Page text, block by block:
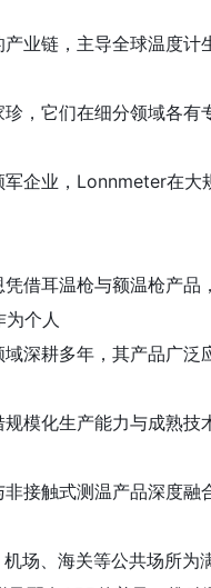
业链，主导全球温度计
，它们在细分领域各有
企业，Lonnmeter在大
借耳温枪与额温枪产
为个人
深耕多年，其产品广
模化生产能力与成熟
接触式测温产品深度
场、海关等公共场所